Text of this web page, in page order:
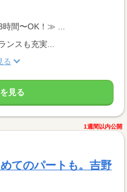
時間〜OK！≫ ...
ンスも充実...
る
見る
1週間以内公開
てのパートも。吉野